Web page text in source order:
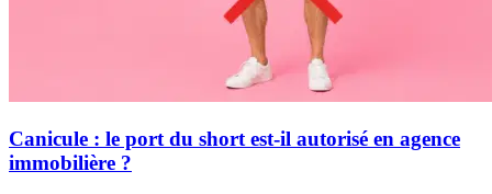
Canicule : le port du short est-il autorisé en agence
immobilière ?